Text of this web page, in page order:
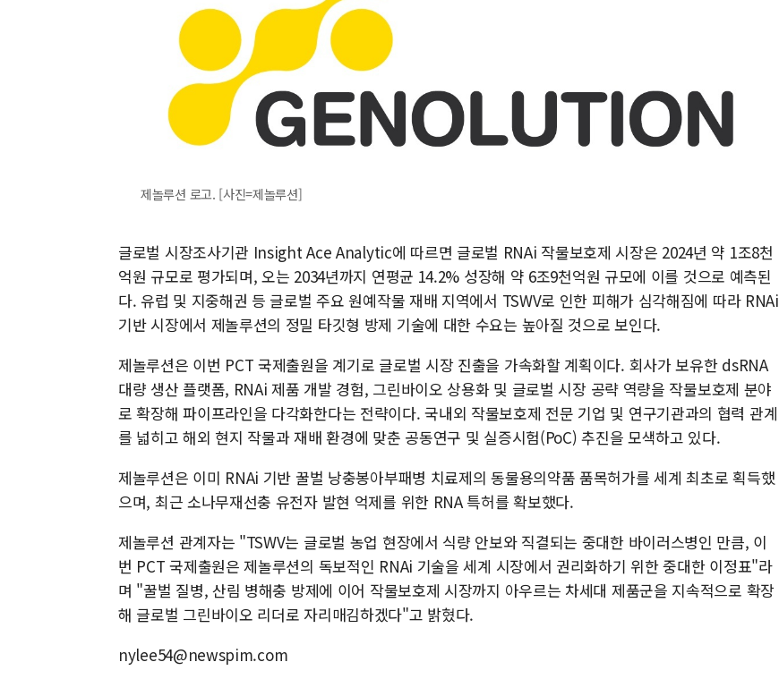
제놀루션 로고. [사진=제놀루션]
글로벌 시장조사기관 Insight Ace Analytic에 따르면 글로벌 RNAi 작물보호제 시장은 2024년 약 1조8천
억원 규모로 평가되며, 오는 2034년까지 연평균 14.2% 성장해 약 6조9천억원 규모에 이를 것으로 예측된
다. 유럽 및 지중해권 등 글로벌 주요 원예작물 재배 지역에서 TSWV로 인한 피해가 심각해짐에 따라 RNAi
기반 시장에서 제놀루션의 정밀 타깃형 방제 기술에 대한 수요는 높아질 것으로 보인다.
제놀루션은 이번 PCT 국제출원을 계기로 글로벌 시장 진출을 가속화할 계획이다. 회사가 보유한 dsRNA
대량 생산 플랫폼, RNAi 제품 개발 경험, 그린바이오 상용화 및 글로벌 시장 공략 역량을 작물보호제 분야
로 확장해 파이프라인을 다각화한다는 전략이다. 국내외 작물보호제 전문 기업 및 연구기관과의 협력 관계
를 넓히고 해외 현지 작물과 재배 환경에 맞춘 공동연구 및 실증시험(PoC) 추진을 모색하고 있다.
제놀루션은 이미 RNAi 기반 꿀벌 낭충봉아부패병 치료제의 동물용의약품 품목허가를 세계 최초로 획득했
으며, 최근 소나무재선충 유전자 발현 억제를 위한 RNA 특허를 확보했다.
제놀루션 관계자는 "TSWV는 글로벌 농업 현장에서 식량 안보와 직결되는 중대한 바이러스병인 만큼, 이
번 PCT 국제출원은 제놀루션의 독보적인 RNAi 기술을 세계 시장에서 권리화하기 위한 중대한 이정표"라
며 "꿀벌 질병, 산림 병해충 방제에 이어 작물보호제 시장까지 아우르는 차세대 제품군을 지속적으로 확장
해 글로벌 그린바이오 리더로 자리매김하겠다"고 밝혔다.
nylee54@newspim.com